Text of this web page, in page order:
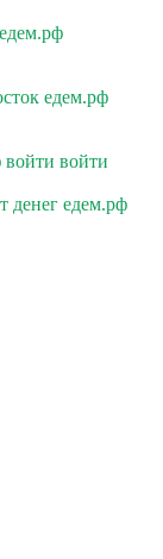
едем.рф
войти войти
денег едем.рф